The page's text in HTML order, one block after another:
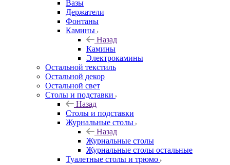
Вазы
Держатели
Фонтаны
Камины
Назад
Камины
Электрокамины
Остальной текстиль
Остальной декор
Остальной свет
Столы и подставки
Назад
Столы и подставки
Журнальные столы
Назад
Журнальные столы
Журнальные столы остальные
Туалетные столы и трюмо